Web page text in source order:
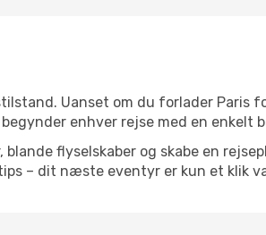
Uanset om du forlader Paris
enhver rejse med en enkelt
flyselskaber og skabe en
– dit næste eventyr er kun et klik